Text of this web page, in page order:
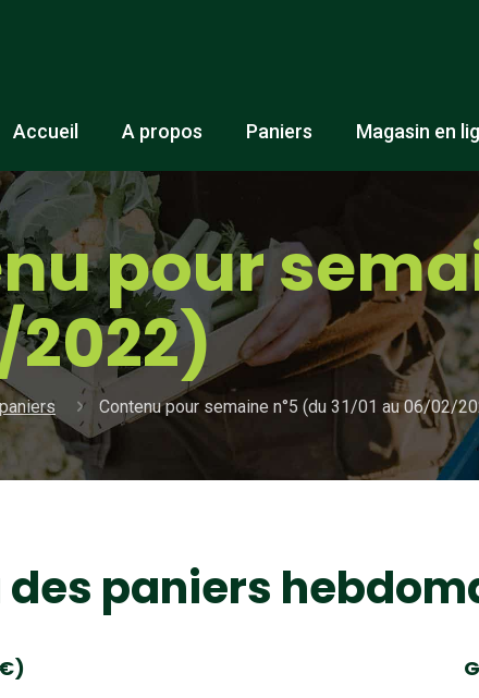
Accueil A propos Paniers Magasin en
pour
Contenu pour semaine n°5 (du 31/01 au 06/02/
des paniers